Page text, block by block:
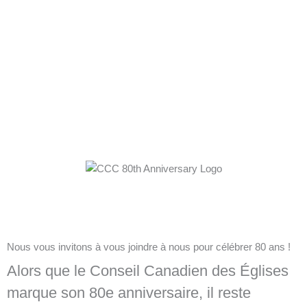
Nous vous invitons à vous joindre à nous pour célébrer 80 ans !
Alors que le Conseil Canadien des Églises
marque son 80e anniversaire, il reste